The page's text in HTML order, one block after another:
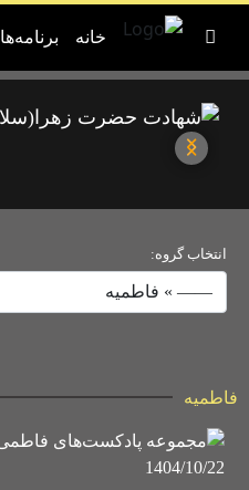
خانه برنامه‌ها
انتخاب گروه:
فاطمیه